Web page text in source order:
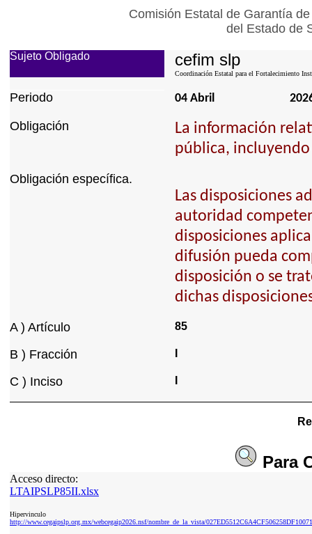
Comisión Estatal de Garantía
del Estado de
Sujeto Obligado cefim slp
Coordinación Estatal para el Fortalecimiento
Periodo 04 Abril
Obligación
La información
pública,
Obligación específica.
Las disposiciones
autoridad
disposiciones
difusión pueda
disposición o se
dichas
A ) Artículo 85
B ) Fracción
C ) Inciso
Para
Acceso directo:
LTAIPSLP85II.xlsx
Hipervinculo
http://www.cegaipslp.org.mx/webcegaip2026.nsf/nombre_de_la_vista/